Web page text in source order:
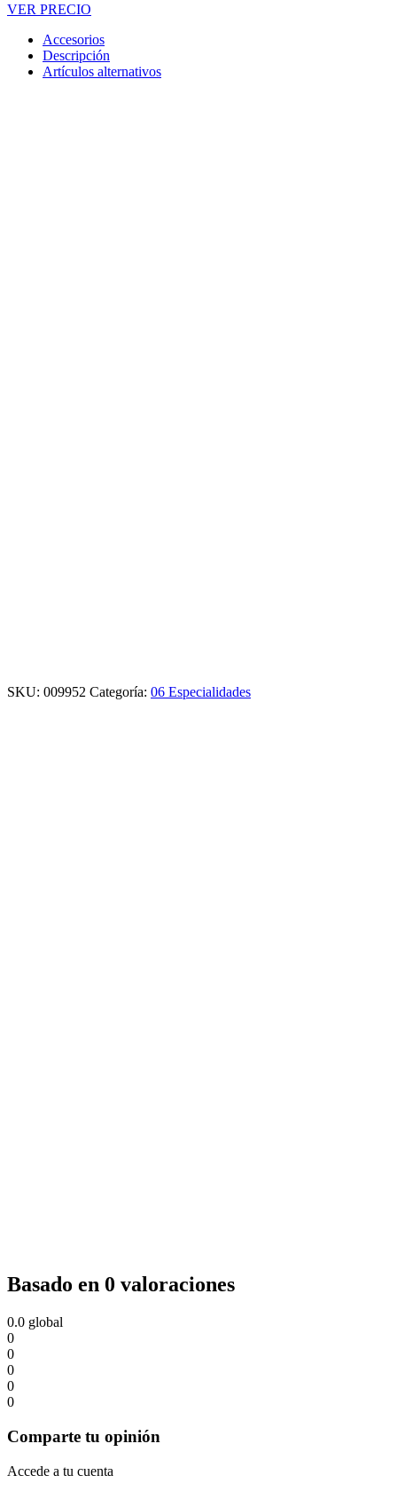
VER PRECIO
Accesorios
Descripción
Artículos alternativos
SKU: 009952 Categoría: 06 Especialidades
Basado en 0 valoraciones
0.0 global
0
0
0
0
0
Comparte tu opinión
Accede a tu cuenta